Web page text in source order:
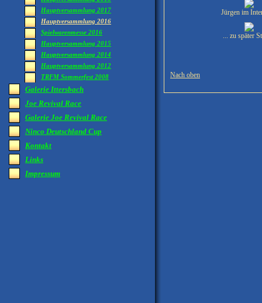
Hauptversammlung 2017
Hauptversammlung 2016
Spielwarenmesse 2016
Hauptversammlung 2015
Hauptversammlung 2014
Hauptversammlung 2012
TRFM Sommerfest 2008
Galerie Ittersbach
Joe Revival Race
Galerie Joe Revival Race
Ninco Deutschland Cup
Kontakt
Links
Impressum
Jürgen im
... zu später
Nach oben